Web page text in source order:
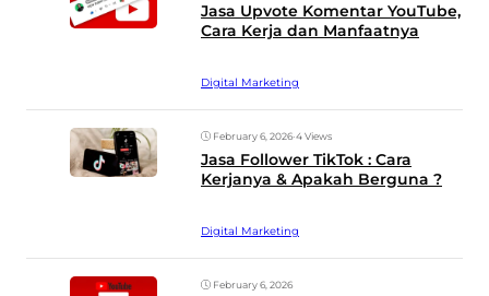
Jasa Upvote Komentar YouTube,
Cara Kerja dan Manfaatnya
Digital Marketing
February 6, 2026•4 Views
Jasa Follower TikTok : Cara
Kerjanya & Apakah Berguna ?
Digital Marketing
February 6, 2026